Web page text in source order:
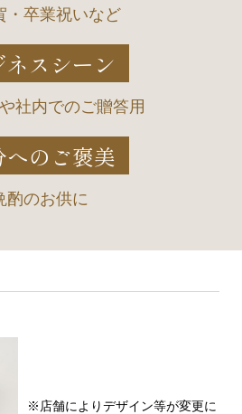
・卒業祝いなど
ネスシーン
社内でのご贈答用
へのご褒美
酌のお供に
※店舗によりデザイン等が変更に